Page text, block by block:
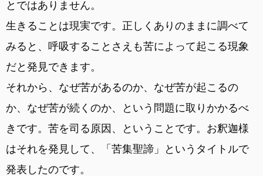
とではありません。
生きることは現実です。正しくありのままに調べて
みると、呼吸することさえも苦によって起こる現象
だと発見できます。
それから、なぜ苦があるのか、なぜ苦が起こるの
か、なぜ苦が続くのか、という問題に取りかかるべ
きです。苦を司る原因、ということです。お釈迦様
はそれを発見して、「苦集聖諦」というタイトルで
発表したのです。